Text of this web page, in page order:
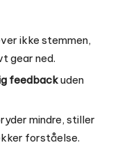
ikke stemmen,
gear ned.
feedbackuden
mindre, stiller
forståelse.